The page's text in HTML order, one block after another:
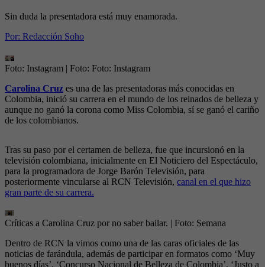
Sin duda la presentadora está muy enamorada.
Por: Redacción Soho
Foto: Instagram | Foto: Foto: Instagram
Carolina Cruz es una de las presentadoras más conocidas en
Colombia, inició su carrera en el mundo de los reinados de belleza y
aunque no ganó la corona como Miss Colombia, sí se ganó el cariño
de los colombianos.
Tras su paso por el certamen de belleza, fue que incursionó en la
televisión colombiana, inicialmente en El Noticiero del Espectáculo,
para la programadora de Jorge Barón Televisión, para
posteriormente vincularse al RCN Televisión, canal en el que hizo
gran parte de su carrera.
Críticas a Carolina Cruz por no saber bailar. | Foto: Semana
Dentro de RCN la vimos como una de las caras oficiales de las
noticias de farándula, además de participar en formatos como ‘Muy
buenos días’, ‘Concurso Nacional de Belleza de Colombia’, ‘Justo a